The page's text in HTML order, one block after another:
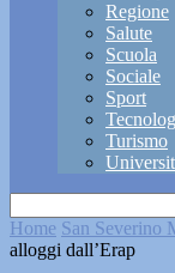
Regione
Salute
Scuola
Sociale
Sport
Turismo
Home San Severino
alloggi dall’Erap